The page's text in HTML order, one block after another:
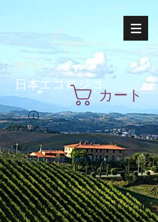
Ecoyapann
株式会社
日本エコロジコカート
Widget Didn’t Load
Check your internet and refresh
this page.
If that doesn’t work, contact us.